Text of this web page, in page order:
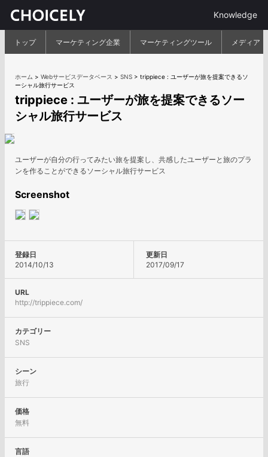
Knowledge
トップ マーケティング企業 マーケティングツール メディア
ホーム >Webサービスデータベース >SNS >trippiece : ユーザーが旅を提案できるソ
ーシャル旅行サービス
trippiece : ユーザーが旅を提案できるソー
シャル旅行サービス
ユーザーが自分の行ってみたい旅を提案し、共感したユーザーと旅のプラ
ンを作ることができるソーシャル旅行サービス
Screenshot
登録日
2014/10/13
更新日
2017/09/17
URL
http://trippiece.com/
カテゴリー
SNS
シーン
旅行
価格
無料
言語